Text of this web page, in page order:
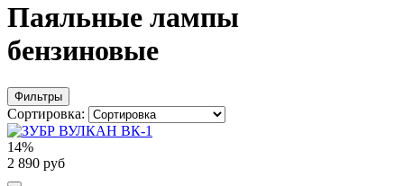
Паяльные лампы
бензиновые
Фильтры
Сортировка:
14%
2 890 руб